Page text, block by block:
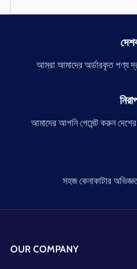
আমরা আমাদের অর্ডারকৃত পণ্য
আমাদের আপনি পেমেন্ট করুন
সহজ কেনাকাটার
OUR COMPANY